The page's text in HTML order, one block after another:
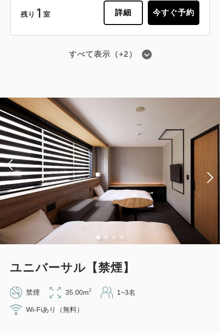
残り 1 室 詳細 今すぐ予約
大人1名
税・手数料込
15,666 円
プラン《素泊り》【ロングステイ特典
付】※予約確定後キャンセル規定適用
獲得ポイント 156~
素泊まり Web決済
in 14:00~ 26:00 / out 11:00まで
1 詳細
すべて表示（+2）
ユニバーサル【禁煙】
禁煙 35.00m2 1~3名
Wi-Fiあり（無料）